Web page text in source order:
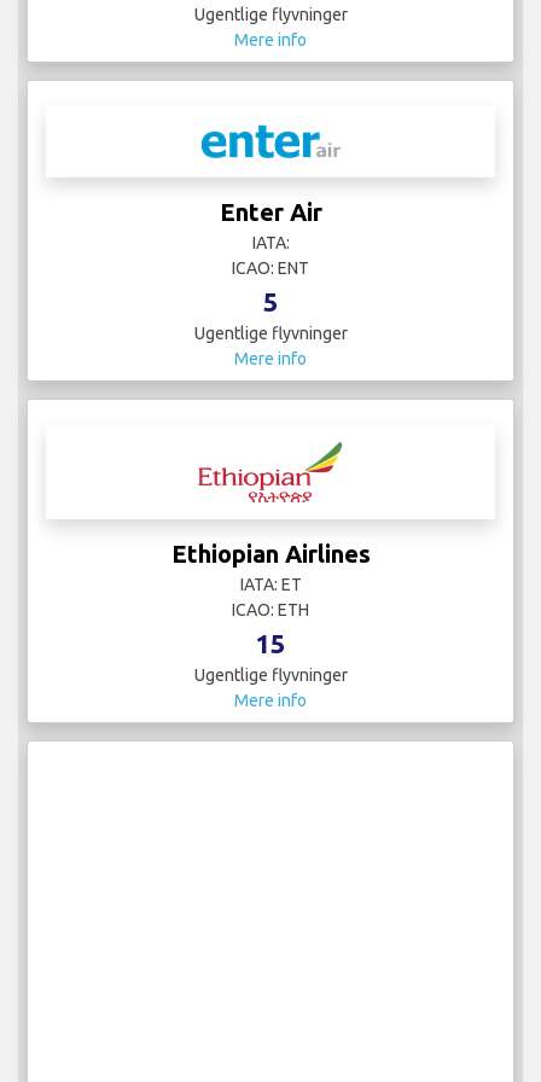
Ugentlige flyvninger
Mere info
Enter Air
IATA:
ICAO: ENT
5
Ugentlige flyvninger
Mere info
Ethiopian Airlines
IATA: ET
ICAO: ETH
15
Ugentlige flyvninger
Mere info